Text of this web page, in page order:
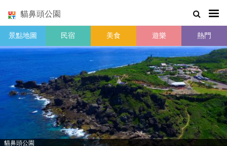
貓鼻頭公園
景點地圖 民宿 美食 遊樂 熱門
貓鼻頭公園